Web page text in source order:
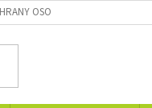
OSOBNÍCH ÚDAJŮ